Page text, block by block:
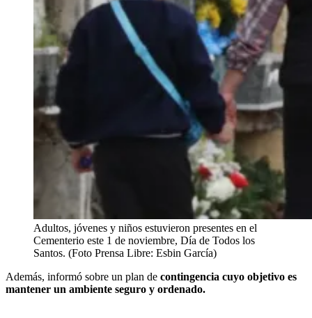
Adultos, jóvenes y niños estuvieron presentes en el
Cementerio este 1 de noviembre, Día de Todos los
Santos. (Foto Prensa Libre: Esbin García)
Además, informó sobre un plan de contingencia cuyo objetivo es
mantener un ambiente seguro y ordenado.